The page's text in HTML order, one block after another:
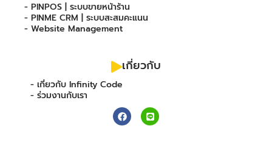
- PINPOS | ระบบขายหน้าร้าน
- PINME CRM | ระบบสะสมคะแนน
- Website Management
เกี่ยวกับ
- เกี่ยวกับ Infinity Code
- ร่วมงานกับเรา
F
a
c
L
i
n